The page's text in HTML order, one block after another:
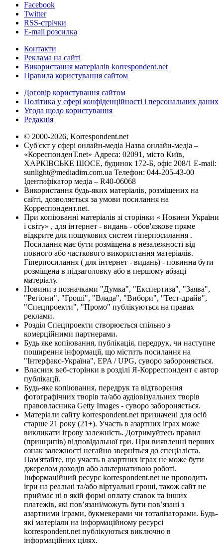
Facebook
Twitter
RSS-стрічки
E-mail розсилка
Контакти
Реклама на сайті
Використання матеріалів korrespondent.net
Правила користування сайтом
Договір користування сайтом
Політика у сфері конфіденційності і персональних даних
Угода щодо користування
Редакція
© 2000-2026, Korrespondent.net
Суб'єкт у сфері онлайн-медіа Назва онлайн-медіа –
«КореспонденТ.net» Адреса: 02091, місто Київ,
ХАРКІВСЬКЕ ШОСЕ, будинок 172-Б, офіс 208/1 E-mail:
sunlight@mediadim.com.ua Телефон: 044-205-43-00
Ідентифікатор медіа – R40-06068
Використання будь-яких матеріалів, розміщених на
сайті, дозволяється за умови посилання на
Корреспондент.net.
При копіюванні матеріалів зі сторінки « Новини України
і світу» , для інтернет - видань - обов'язкове пряме
відкрите для пошукових систем гіперпосилання .
Посилання має бути розміщена в незалежності від
повного або часткового використання матеріалів.
Гіперпосилання ( для інтернет - видань) - повинна бути
розміщена в підзаголовку або в першому абзаці
матеріалу.
Новини з позначками "Думка", "Експертиза", "Заява",
"Регіони", "Гроші", "Влада", "Вибори", "Тест-драйв",
"Спецпроекти", "Промо" публікуються на правах
реклами.
Розділ Спецпроекти створюється спільно з
комерційними партнерами.
Будь яке копіювання, публікація, передрук, чи наступне
поширення інформації, що містить посилання на
"Інтерфакс-Україна", EPA / UPG, суворо забороняється.
Власник веб-сторінки в розділі Я-Корреспондент є автор
публікації.
Будь-яке копіювання, передрук та відтворення
фотографічних творів та/або аудіовізуальних творів
правовласника Getty Images - суворо забороняється.
Матеріали сайту korrespondent.net призначені для осіб
старше 21 року (21+). Участь в азартних іграх може
викликати ігрову залежність. Дотримуйтесь правил
(принципів) відповідальної гри. При виявленні перших
ознак залежності негайно зверніться до спеціаліста.
Пам'ятайте, що участь в азартних іграх не може бути
джерелом доходів або альтернативою роботі.
Інформаційний ресурс korrespondent.net не проводить
ігри на реальні та/або віртуальні гроші, також сайт не
приймає ні в якій формі оплату ставок та інших
платежів, які пов’язані/можуть бути пов’язані з
азартними іграми, букмекерами чи тоталізаторами. Будь-
які матеріали на інформаційному ресурсі
korrespondent.net публікуються виключно в
інформаційних цілях.